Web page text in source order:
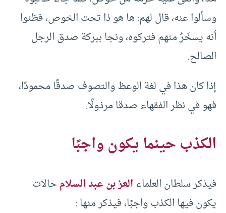
وسألوا عنه، قال لهم: ها هو ذا تحت الخوص، فظنوا
أنه يسخَرُ منهم فتركوه، ونجا ببركة صدق الرجل
الصالح.
إذا كان هذا في لغة الوعظ والتصوف صدقًا محمودًا،
فهو في نظر الفقهاء صدقا مرذولًا.
الكذب حينما يكون واجبًا
فيذكر سلطان العلماءالعز بن عبد السلامحالات
يكون فيها الكذب واجبًا، فيذكر منها :